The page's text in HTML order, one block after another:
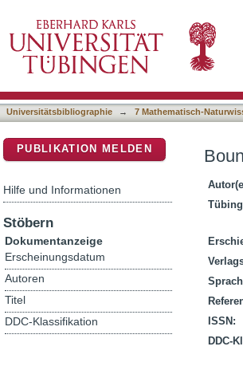
Universitätsbibliographie → 7 Mathematisch-
ISSN:
DDC-
PUBLIKATION MELDEN
Hilfe und Informationen
Stöbern
Dokumentanzeige
Erscheinungsdatum
Autoren
Titel
DDC-Klassifikation